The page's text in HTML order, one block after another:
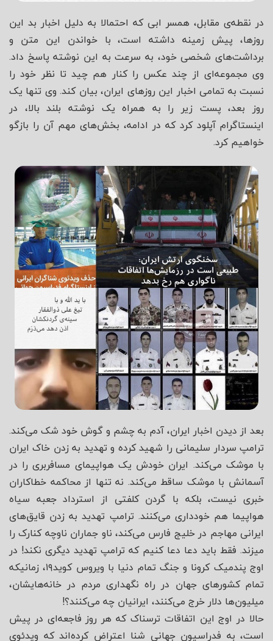
در نقطه‌ی مقابل، همسر ابی که احتمالا به دلیل اخبار بد این
روزها، پیش زمینه داشته است، با خواندن این متن و
برداشت‌های شخصی خود، به سرعت به این نوشته پاسخ داد.
وی مجموعه‌ای از چند عکس را کنار هم چید تا نظر خود را
نسبت به تمامی اخبار این روزهای ایران، بیان کند. وی تنها یک
روز بعد، پست زیر را به همراه یک نوشته بلند بالا، در
اینستاگرام آپلود کرد که در ادامه، بخش‌های مهم آن را بازگو
خواهیم کرد.
بعد از دیدن اخبار ایران، آدم به چشم و گوش خود شک می‌کند.
ترامپ سردار سلیمانی را شهید کرده و تهدید به زدن خاک ایران
با موشک می‌کند. ایران خودش یک هواپیمای مسافربری را در
آسمانش با موشک ساقط می‌کند. نه تنها از محاکمه خطاکاران
خبری نیست، بلکه با گردن کلفتی از استرداد جعبه سیاه
هواپیما هم خودداری می‌کنند. ترامپ تهدید به زدن قایق‌های
ایرانی مهاجم در خلیج فارس می‌کند، ناو جماران ناوچه کنارک را
میزند. فقط باید دعا دعا کنیم که ترامپ تهدید دیگری نکند! در
اوج پندمیک کرونا و جنگ تمام دنیا با ویروس کوید۱۹، زمانیکه
تمام کشورهای جهان در راه نگهداری مردم در خانه‌هایشان،
میلیون‌ها دلار خرج می‌کنند، ایرانیان چه می‌کنند؟!
حالا در اوج این اتفاقات ترسناک که هر روز فاجعه‌ای در پیش
است، به فدراسیون جهانی شنا اعتراض کرده‌اند که ویدئوی